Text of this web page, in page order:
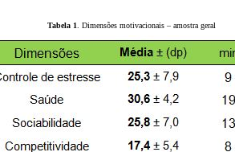
Tabela 1 . Dimensões motivacionais – amostra geral